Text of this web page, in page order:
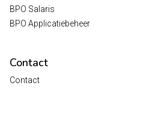
BPO Salaris
BPO Applicatiebeheer
Contact
Contact